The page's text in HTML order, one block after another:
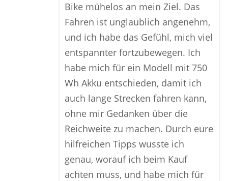
Bike mühelos an mein Ziel. Das
Fahren ist unglaublich angenehm,
und ich habe das Gefühl, mich viel
entspannter fortzubewegen. Ich
habe mich für ein Modell mit 750
Wh Akku entschieden, damit ich
auch lange Strecken fahren kann,
ohne mir Gedanken über die
Reichweite zu machen. Durch eure
hilfreichen Tipps wusste ich
genau, worauf ich beim Kauf
achten muss, und habe mich für